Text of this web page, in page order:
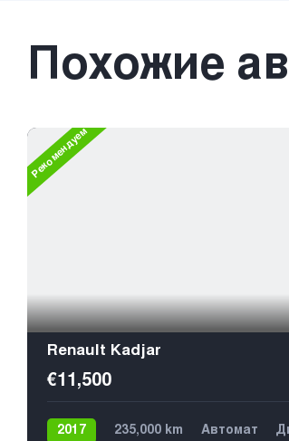
Похожие
Рекомендуем
Renault Kadjar
€11,500
2017 235,000 km Автомат